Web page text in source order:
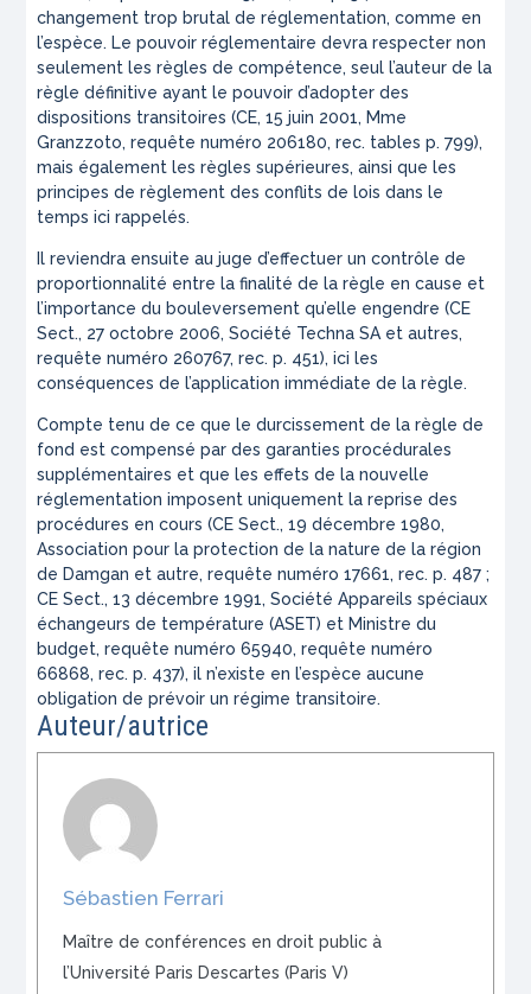
changement trop brutal de réglementation, comme en
l’espèce. Le pouvoir réglementaire devra respecter non
seulement les règles de compétence, seul l’auteur de la
règle définitive ayant le pouvoir d’adopter des
dispositions transitoires (CE, 15 juin 2001, Mme
Granzzoto, requête numéro 206180, rec. tables p. 799),
mais également les règles supérieures, ainsi que les
principes de règlement des conflits de lois dans le
temps ici rappelés.
Il reviendra ensuite au juge d’effectuer un contrôle de
proportionnalité entre la finalité de la règle en cause et
l’importance du bouleversement qu’elle engendre (CE
Sect., 27 octobre 2006, Société Techna SA et autres,
requête numéro 260767, rec. p. 451), ici les
conséquences de l’application immédiate de la règle.
Compte tenu de ce que le durcissement de la règle de
fond est compensé par des garanties procédurales
supplémentaires et que les effets de la nouvelle
réglementation imposent uniquement la reprise des
procédures en cours (CE Sect., 19 décembre 1980,
Association pour la protection de la nature de la région
de Damgan et autre, requête numéro 17661, rec. p. 487 ;
CE Sect., 13 décembre 1991, Société Appareils spéciaux
échangeurs de température (ASET) et Ministre du
budget, requête numéro 65940, requête numéro
66868, rec. p. 437), il n’existe en l’espèce aucune
obligation de prévoir un régime transitoire.
Auteur/autrice
Sébastien Ferrari
Maître de conférences en droit public à
l’Université Paris Descartes (Paris V)